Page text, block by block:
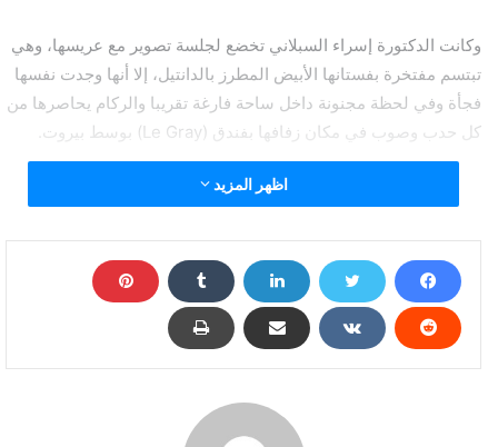
وكانت الدكتورة إسراء السبلاني تخضع لجلسة تصوير مع عريسها، وهي
تبتسم مفتخرة بفستانها الأبيض المطرز بالدانتيل، إلا أنها وجدت نفسها
فجأة وفي لحظة مجنونة داخل ساحة فارغة تقريبا والركام يحاصرها من
كل حدب وصوب في مكان زفافها بفندق (Le Gray) بوسط بيروت.
ومع اقتراب مصور الفيديو من التقاط صورة لباقة ورد مطرزة على
ويجري المصور فارا من هول ما حدث.
وظهر رجل يعتقد أنه العريس وهو يقود العروس وسط الركام في
محاولة للفرار إلى بر الأمان.
عروس بيروت.. فرحة لم تكتمل
اظهر المزيد